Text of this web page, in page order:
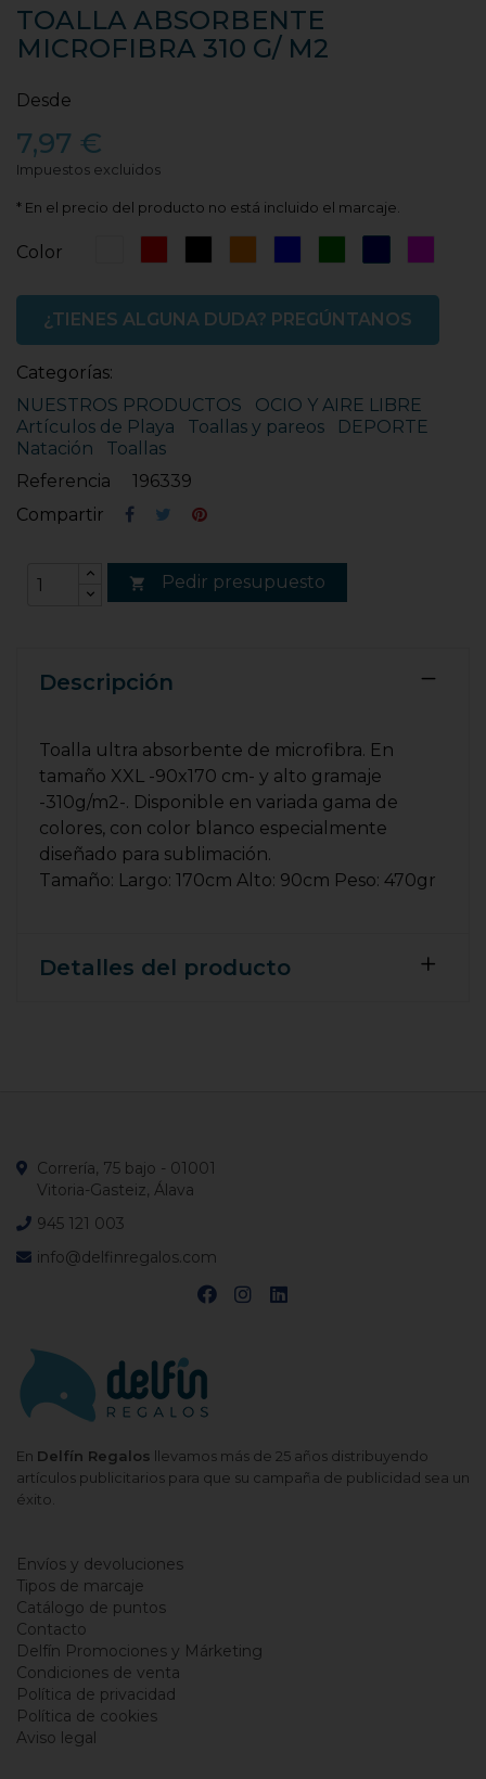
TOALLA ABSORBENTE
MICROFIBRA 310 G/ M2
Desde
7,97 €
Impuestos excluidos
* En el precio del producto no está incluido el marcaje.
Color
MarinoFucsia
¿TIENES ALGUNA DUDA? PREGÚNTANOS
Categorías:
NUESTROS PRODUCTOS
OCIO Y AIRE LIBRE
Artículos de Playa
Toallas y pareos
DEPORTE
Natación
Toallas
Referencia
196339
Compartir
 Pedir presupuesto
Descripción
Toalla ultra absorbente de microfibra. En
tamaño XXL -90x170 cm- y alto gramaje
-310g/m2-. Disponible en variada gama de
colores, con color blanco especialmente
diseñado para sublimación.
Tamaño: Largo: 170cm Alto: 90cm Peso: 470gr
Detalles del producto
En Delfín Regalos llevamos más de 25 años distribuyendo
artículos publicitarios para que su campaña de publicidad sea un
éxito.
Correría, 75 bajo - 01001
Vitoria-Gasteiz, Álava
945 121 003
info@delfinregalos.com
Envíos y devoluciones
Tipos de marcaje
Catálogo de puntos
Contacto
Delfín Promociones y Márketing
Condiciones de venta
Política de privacidad
Política de cookies
Aviso legal